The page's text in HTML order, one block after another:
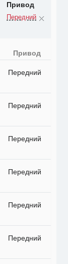
Привод
Передний
Привод
Передний
Передний
Передний
Передний
Передний
Передний